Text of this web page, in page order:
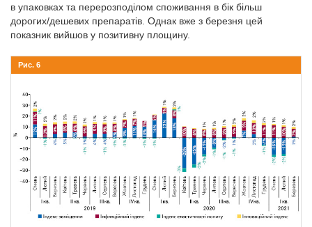
в упаковках та перерозподілом споживання в бік більш
дорогих/дешевих препаратів. Однак вже з березня цей
показник вийшов у позитивну площину.
Рис. 6